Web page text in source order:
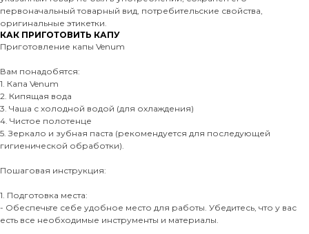
первоначальный товарный вид, потребительские свойства,
оригинальные этикетки.
КАК ПРИГОТОВИТЬ КАПУ
Приготовление капы Venum
Вам понадобятся:
1. Капа Venum
2. Кипящая вода
3. Чаша с холодной водой (для охлаждения)
4. Чистое полотенце
5. Зеркало и зубная паста (рекомендуется для последующей
гигиенической обработки).
Пошаговая инструкция:
1. Подготовка места:
- Обеспечьте себе удобное место для работы. Убедитесь, что у вас
есть все необходимые инструменты и материалы.